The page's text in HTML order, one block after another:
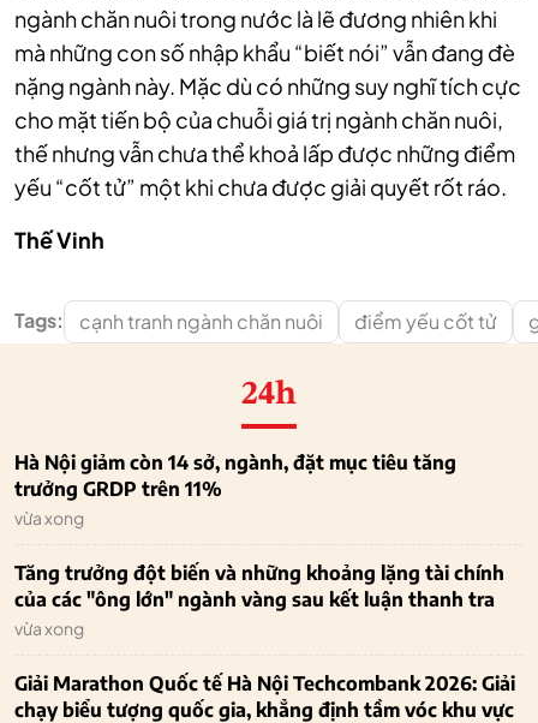
ngành chăn nuôi trong nước là lẽ đương nhiên khi
mà những con số nhập khẩu “biết nói” vẫn đang đè
nặng ngành này. Mặc dù có những suy nghĩ tích cực
cho mặt tiến bộ của chuỗi giá trị ngành chăn nuôi,
thế nhưng vẫn chưa thể khoả lấp được những điểm
yếu “cốt tử” một khi chưa được giải quyết rốt ráo.
Thế Vinh
Tags: cạnh tranh ngành chăn nuôi điểm yếu cốt tử
24h
Hà Nội giảm còn 14 sở, ngành, đặt mục tiêu tăng
trưởng GRDP trên 11%
vừa xong
Tăng trưởng đột biến và những khoảng lặng tài chính
của các "ông lớn" ngành vàng sau kết luận thanh tra
vừa xong
Giải Marathon Quốc tế Hà Nội Techcombank 2026: Giải
chạy biểu tượng quốc gia, khẳng định tầm vóc khu vực